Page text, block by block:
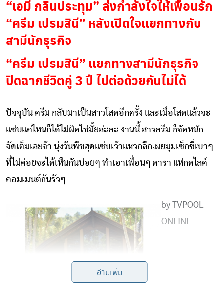
“เอมี่ กลิ่นประทุม” ส่งกำลังใจให้เพื่อนรัก
“ครีม เปรมสินี” หลังเปิดใจแยกทางกับ
สามีนักธุรกิจ
“ครีม เปรมสินี” แยกทางสามีนักธุรกิจ
ปิดฉากชีวิตคู่ 3 ปี ไปต่อด้วยกันไม่ได้
ปัจจุบัน ครีม กลับมาเป็นสาวโสดอีกครั้ง และเมื่อโสดแล้วจะ
แซ่บแค่ไหนก็ได้ไม่ผิดใช่มั้ยล่ะคะ งานนี้ สาวครีม ก็จัดหนัก
จัดเต็มเลยจ้า นุ่งวันพีชสุดแซ่บเว้าแหวกลึกเผยมุมเซ็กซี่เบาๆ
ที่ไม่ค่อยจะได้เห็นกันบ่อยๆ ทำเอาเพื่อนๆ ดารา แห่กดไลค์
คอมเมนต์กันรัวๆ
by TVPOOL
ONLINE
อ่านเพิ่ม